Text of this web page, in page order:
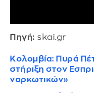
Πηγή: skai.gr
Κολομβία: Πυρά
στήριξη στον
ναρκωτικών»